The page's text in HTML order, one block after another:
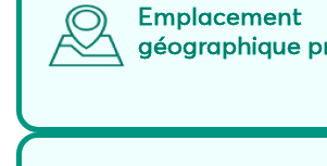
Emplacement
géographique